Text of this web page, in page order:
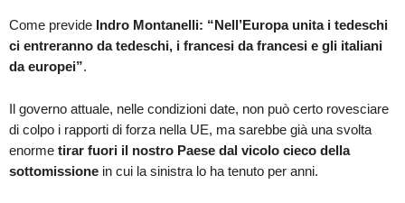
Come previde Indro Montanelli: “Nell’Europa unita i tedeschi
ci entreranno da tedeschi, i francesi da francesi e gli italiani
da europei”.
Il governo attuale, nelle condizioni date, non può certo rovesciare
di colpo i rapporti di forza nella UE, ma sarebbe già una svolta
enorme tirar fuori il nostro Paese dal vicolo cieco della
sottomissione in cui la sinistra lo ha tenuto per anni.